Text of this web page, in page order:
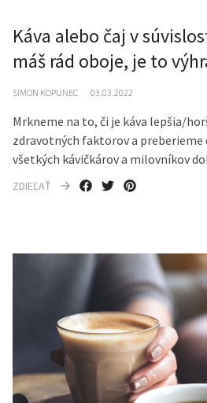
Káva alebo čaj v
máš rád oboje, je to
SIMON KOPUNEC 03.03.2022
Mrkneme na to, či je káva lepšia/
zdravotných faktorov a
všetkých kávičkárov a milovníkov
ZDIEĽAŤ